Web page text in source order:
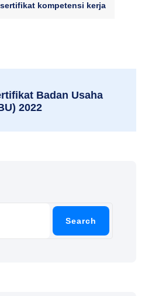
sertifikat kompetensi kerja
Badan Usaha
2022
Search